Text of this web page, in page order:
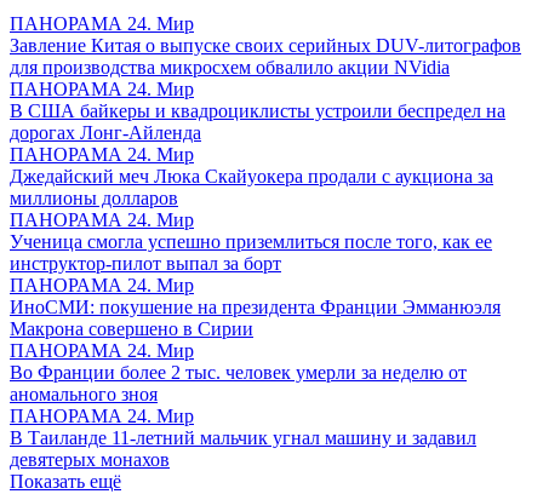
ПАНОРАМА 24. Мир
Завление Китая о выпуске своих серийных DUV-литографов
для производства микросхем обвалило акции NVidia
ПАНОРАМА 24. Мир
В США байкеры и квадроциклисты устроили беспредел на
дорогах Лонг-Айленда
ПАНОРАМА 24. Мир
Джедайский меч Люка Скайуокера продали с аукциона за
миллионы долларов
ПАНОРАМА 24. Мир
Ученица смогла успешно приземлиться после того, как ее
инструктор-пилот выпал за борт
ПАНОРАМА 24. Мир
ИноСМИ: покушение на президента Франции Эмманюэля
Макрона совершено в Сирии
ПАНОРАМА 24. Мир
Во Франции более 2 тыс. человек умерли за неделю от
аномального зноя
ПАНОРАМА 24. Мир
В Таиланде 11-летний мальчик угнал машину и задавил
девятерых монахов
Показать ещё